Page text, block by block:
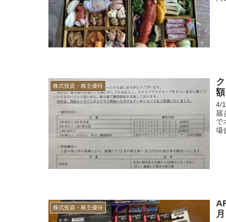
株式投資・株主優待
4/
届
で
場
株式投資・株主優待